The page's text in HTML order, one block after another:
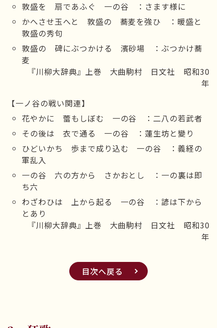
敦盛を 扇であふぐ 一の谷 ：さます様に
かへさせ玉へと 敦盛の 蕎麦を強ひ ：暖盛と
敦盛の秀句
敦盛の 碑にぶつかける 濱砂場 ：ぶつかけ蕎
麦
『川柳大辞典』上巻 大曲駒村 日文社 昭和30
年
【一ノ谷の戦い関連】
花やかに 蕾もしぼむ 一の谷 ：二八の若武者
その後は 衣で通る 一の谷 ：蓮生坊と變り
ひどいかち 歩まで成り込む 一の谷 ：義経の
軍乱入
一の谷 六の方から さかおとし ：一の裏は即
ち六
わざわひは 上から起る 一の谷 ：諺は下から
とあり
『川柳大辞典』上巻 大曲駒村 日文社 昭和30
年
目次へ戻る